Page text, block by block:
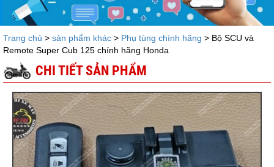
Trang chủ > sản phẩm khác > Phụ tùng chính hãng > Bộ SCU và
Remote Super Cub 125 chính hãng Honda
CHI TIẾT SẢN PHẨM